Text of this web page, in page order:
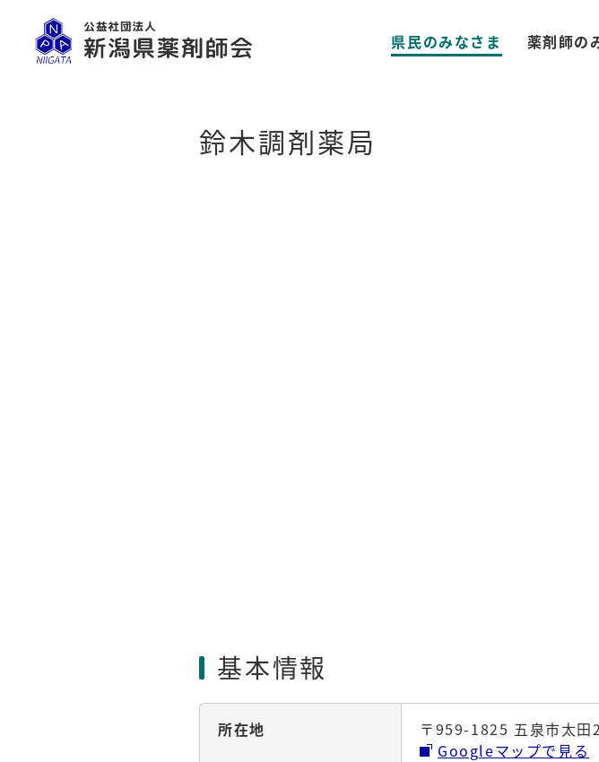
県民のみなさま 薬剤師の
鈴木調剤薬局
基本情報
所在地
〒959-1825 五泉市太田
Googleマップで見る